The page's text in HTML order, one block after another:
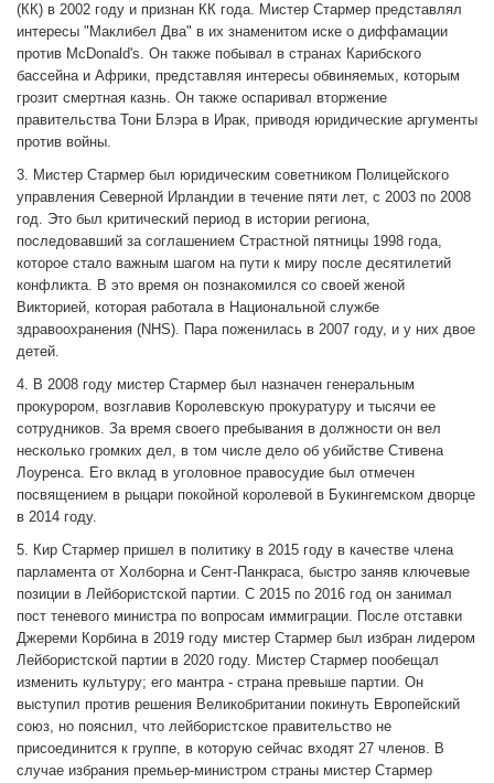
(КК) в 2002 году и признан КК года. Мистер Стармер представлял
интересы "Маклибел Два" в их знаменитом иске о диффамации
против McDonald's. Он также побывал в странах Карибского
бассейна и Африки, представляя интересы обвиняемых, которым
грозит смертная казнь. Он также оспаривал вторжение
правительства Тони Блэра в Ирак, приводя юридические аргументы
против войны.
3. Мистер Стармер был юридическим советником Полицейского
управления Северной Ирландии в течение пяти лет, с 2003 по 2008
год. Это был критический период в истории региона,
последовавший за соглашением Страстной пятницы 1998 года,
которое стало важным шагом на пути к миру после десятилетий
конфликта. В это время он познакомился со своей женой
Викторией, которая работала в Национальной службе
здравоохранения (NHS). Пара поженилась в 2007 году, и у них двое
детей.
4. В 2008 году мистер Стармер был назначен генеральным
прокурором, возглавив Королевскую прокуратуру и тысячи ее
сотрудников. За время своего пребывания в должности он вел
несколько громких дел, в том числе дело об убийстве Стивена
Лоуренса. Его вклад в уголовное правосудие был отмечен
посвящением в рыцари покойной королевой в Букингемском дворце
в 2014 году.
5. Кир Стармер пришел в политику в 2015 году в качестве члена
парламента от Холборна и Сент-Панкраса, быстро заняв ключевые
позиции в Лейбористской партии. С 2015 по 2016 год он занимал
пост теневого министра по вопросам иммиграции. После отставки
Джереми Корбина в 2019 году мистер Стармер был избран лидером
Лейбористской партии в 2020 году. Мистер Стармер пообещал
изменить культуру; его мантра - страна превыше партии. Он
выступил против решения Великобритании покинуть Европейский
союз, но пояснил, что лейбористское правительство не
присоединится к группе, в которую сейчас входят 27 членов. В
случае избрания премьер-министром страны мистер Стармер